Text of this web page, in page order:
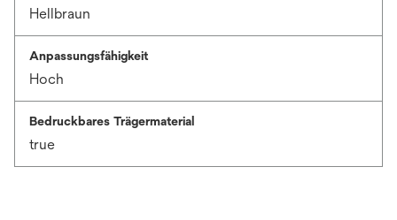
Hellbraun
Anpassungsfähigkeit
Hoch
Bedruckbares Trägermaterial
true